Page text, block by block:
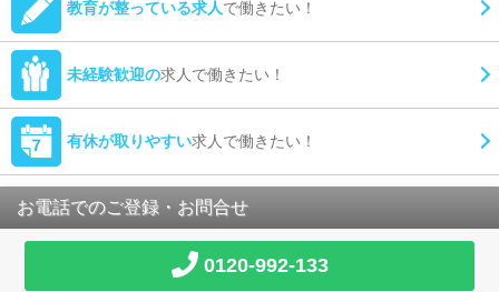
教育が整っている求人で働きたい！
未経験歓迎の求人で働きたい！
有休が取りやすい求人で働きたい！
お電話でのご登録・お問合せ
0120-992-133